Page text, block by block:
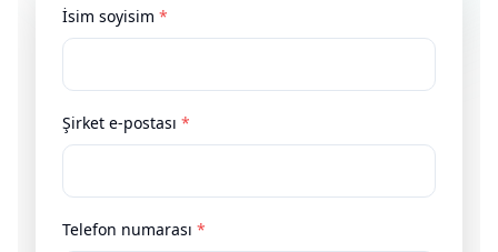
İsim soyisim *
Şirket e-postası *
Telefon numarası *